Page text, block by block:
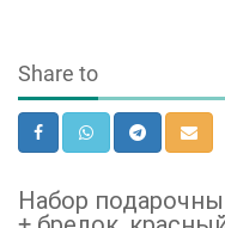
Share to
Набор